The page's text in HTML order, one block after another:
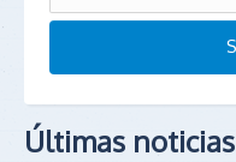
Últimas noticias